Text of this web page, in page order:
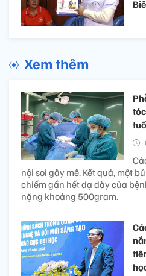
Xem thêm
nội soi gây mê. Kết quả, một
chiếm gần hết dạ dày của
nặng khoảng 500gram.